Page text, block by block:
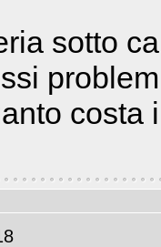
sotto
costa